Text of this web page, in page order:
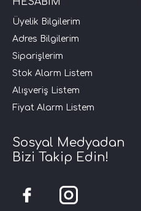
Üyelik Bilgilerim
Adres Bilgilerim
Siparişlerim
Stok Alarm Listem
Alışveriş Listem
Fiyat Alarm Listem
Sosyal Medyadan
Bizi Takip Edin!